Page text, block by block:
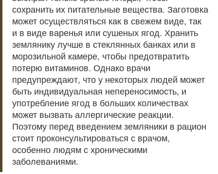
сохранить их питательные вещества. Заготовка
может осуществляться как в свежем виде, так
и в виде варенья или сушеных ягод. Хранить
землянику лучше в стеклянных банках или в
морозильной камере, чтобы предотвратить
потерю витаминов. Однако врачи
предупреждают, что у некоторых людей может
быть индивидуальная непереносимость, и
употребление ягод в больших количествах
может вызвать аллергические реакции.
Поэтому перед введением земляники в рацион
стоит проконсультироваться с врачом,
особенно людям с хроническими
заболеваниями.